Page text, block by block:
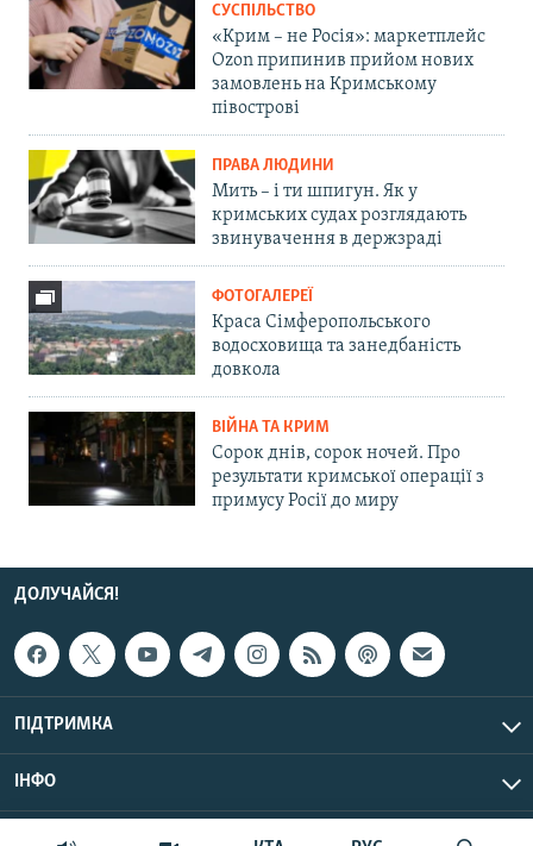
СУСПІЛЬСТВО
«Крим – не Росія»: маркетплейс
Ozon припинив прийом нових
замовлень на Кримському
півострові
ПРАВА ЛЮДИНИ
Мить – і ти шпигун. Як у
кримських судах розглядають
звинувачення в держзраді
ФОТОГАЛЕРЕЇ
Краса Сімферопольського
водосховища та занедбаність
довкола
ВІЙНА ТА КРИМ
Сорок днів, сорок ночей. Про
результати кримської операції з
примусу Росії до миру
ДОЛУЧАЙСЯ!
ПІДТРИМКА
ІНФО